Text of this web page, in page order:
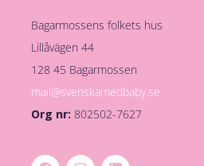
Bagarmossens folkets hus
Lillåvägen 44
128 45 Bagarmossen
mail@svenskamedbaby.se
Org nr: 802502-7627